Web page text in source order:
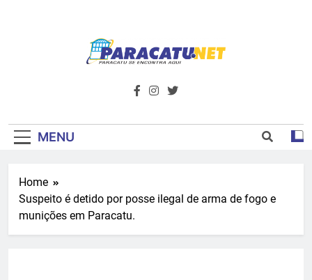
Paracatu.net –
Notícias E
Primeiro Do
Noroeste De
além de tudo sobre esportes e
MENU
Home
Suspeito é detido por posse ilegal de arma de fogo e
munições em Paracatu.